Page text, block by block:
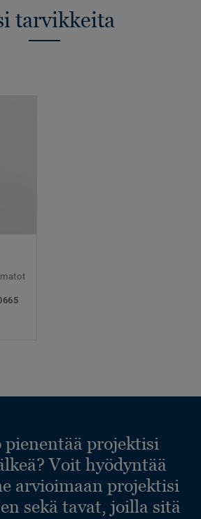
tarvikkeita
pienentää projektisi
Voit hyödyntää
arvioimaan projektisi
sekä tavat, joilla sitä